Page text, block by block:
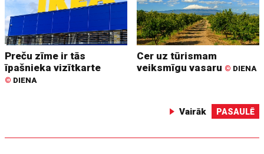
Preču zīme ir tās
īpašnieka vizītkarte
© DIENA
Cer uz tūrismam
veiksmīgu vasaru © DIENA
Vairāk PASAULĒ